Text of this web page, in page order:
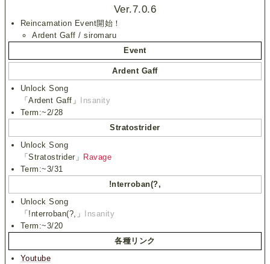
Ver.7.0.6
Reincarnation Event開始！
Ardent Gaff / siromaru
Event
Ardent Gaff
Unlock Song
「Ardent Gaff」
Insanity
Term:~2/28
Stratostrider
Unlock Song
「Stratostrider」 Ravage
Term:~3/31
!nterroban(?,
Unlock Song
「!nterroban(?,」
Insanity
Term:~3/20
各種リンク
Youtube